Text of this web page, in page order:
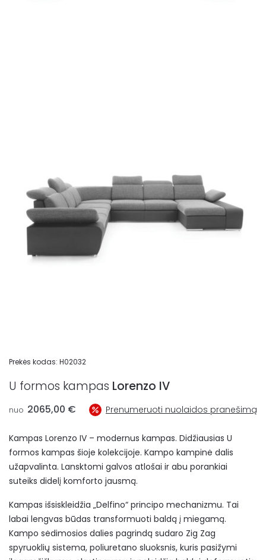
Prekės kodas: H02032
U formos kampas Lorenzo IV
nuo 2065,00 € Prenumeruoti nuolaidos pranešimą
Kampas Lorenzo IV – modernus kampas. Didžiausias U
formos kampas šioje kolekcijoje. Kampo kampinė dalis
užapvalinta. Lansktomi galvos atlošai ir abu porankiai
suteiks didelį komforto jausmą.
Kampas išsiskleidžia „Delfino“ principo mechanizmu. Tai
labai lengvas būdas transformuoti baldą į miegamą.
Kampo sėdimosios dalies pagrindą sudaro Zig Zag
spyruoklių sistema, poliuretano sluoksnis, kuris pasižymi